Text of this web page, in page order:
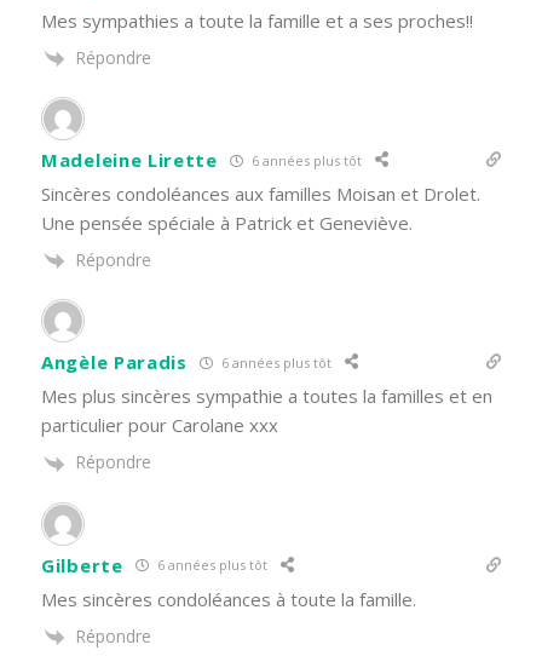
Mes sympathies a toute la famille et a ses proches!!
Répondre
Madeleine Lirette 6 années plus tôt
Sincères condoléances aux familles Moisan et Drolet.
Une pensée spéciale à Patrick et Geneviève.
Répondre
Angèle Paradis 6 années plus tôt
Mes plus sincères sympathie a toutes la familles et en
particulier pour Carolane xxx
Répondre
Gilberte 6 années plus tôt
Mes sincères condoléances à toute la famille.
Répondre